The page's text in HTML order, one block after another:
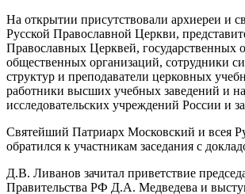
На открытии присутствовали архиереи и
Русской Православной Церкви,
Православных Церквей, государственных
общественных организаций, сотрудники
структур и преподаватели церковных
работники высших учебных заведений и
исследовательских учреждений России и
Святейший Патриарх Московский и всея
обратился к участникам заседания с
Д.В. Ливанов зачитал приветствие
Правительства РФ Д.А. Медведева и